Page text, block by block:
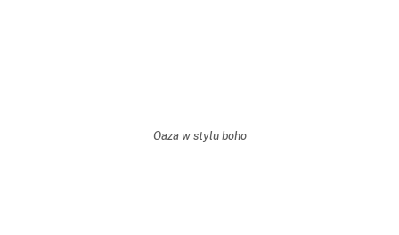
Oaza w stylu boho